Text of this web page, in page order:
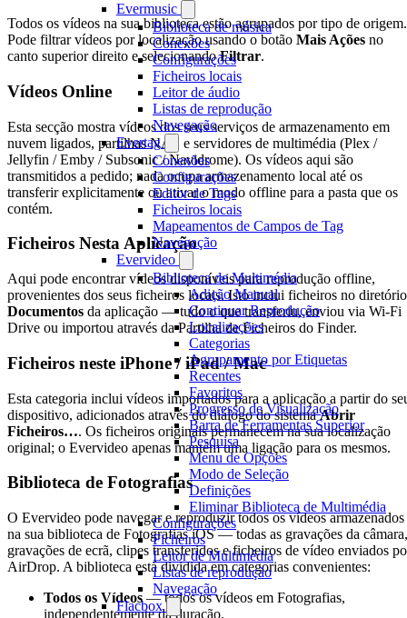
Evermusic
Biblioteca de música
Conexões
Configurações
Ficheiros locais
Leitor de áudio
Listas de reprodução
Navegação
Evertag
Conexões
Configurações
Editor de Tags
Ficheiros locais
Mapeamentos de Campos de Tag
Navegação
Evervideo
Biblioteca de Multimédia
Adição Manual
Continuar Reprodução
Localizações
Categorias
Agrupamento por Etiquetas
Recentes
Favoritos
Progresso de Visualização
Barra de Ferramentas Superior
Pesquisa
Menu de Opções
Modo de Seleção
Definições
Eliminar Biblioteca de Multimédia
Configurações
Ficheiros
Leitor de Multimédia
Listas de reprodução
Navegação
Flacbox
Todos os vídeos na sua biblioteca estão agrupados por tipo de origem.
Pode filtrar vídeos por localização usando o botão Mais Ações no
canto superior direito e selecionandoFiltrar.
Vídeos Online
Esta secção mostra vídeos dos seus serviços de armazenamento em
nuvem ligados, partilhas NAS e servidores de multimédia (Plex /
Jellyfin / Emby / Subsonic / Navidrome). Os vídeos aqui são
transmitidos a pedido; nada ocupa armazenamento local até os
transferir explicitamente ou ativar o modo offline para a pasta que os
contém.
Ficheiros Nesta Aplicação
Aqui pode encontrar vídeos disponíveis para reprodução offline,
provenientes dos seus ficheiros locais. Isto inclui ficheiros no diretório
Documentos da aplicação — tudo o que transferiu, enviou via Wi-Fi
Drive ou importou através da Partilha de Ficheiros do Finder.
Ficheiros neste iPhone / iPad / Mac
Esta categoria inclui vídeos importados para a aplicação a partir do
dispositivo, adicionados através do diálogo do sistemaAbrir
Ficheiros…. Os ficheiros originais permanecem na sua localização
original; o Evervideo apenas mantém uma ligação para os mesmos.
Biblioteca de Fotografias
O Evervideo pode navegar e reproduzir todos os vídeos armazenados
na sua biblioteca de Fotografias iOS — todas as gravações da câmara,
gravações de ecrã, clipes transferidos e ficheiros de vídeo enviados
AirDrop. A biblioteca está dividida em categorias convenientes:
Todos os Vídeos— todos os vídeos em Fotografias,
independentemente da duração.